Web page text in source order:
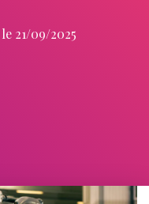
le 21/09/2025